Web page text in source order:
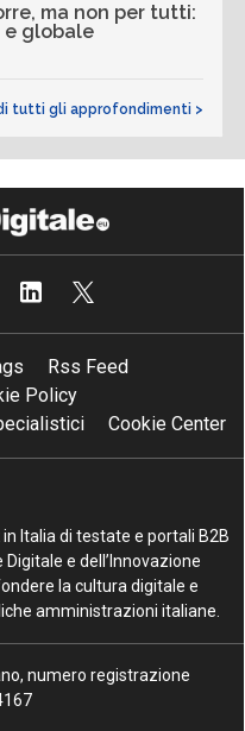
ma non per tutti:
e globale
tutti gli approfondimenti >
Rss Feed
Policy
Cookie Center
Italia di testate e portali B2B
e dell’Innovazione
la cultura digitale e
amministrazioni italiane.
numero registrazione